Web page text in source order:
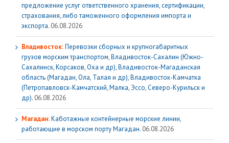
предложение услуг ответственного хранения, сертификации,
страхования, либо таможенного оформления импорта и
экспорта. 06.08.2026
Владивосток:Перевозки сборных и крупногабаритных
грузов морским транспортом, Владивосток-Сахалин (Южно-
Сахалинск, Корсаков, Оха и др), Владивосток-Магаданская
область (Магадан, Ола, Талая и др), Владивосток-Камчатка
(Петропавловск-Камчатский, Малка, Эссо, Северо-Курильск и
др). 06.08.2026
Магадан:Каботажные контейнерные морские линии,
работающие в морском порту Магадан. 06.08.2026